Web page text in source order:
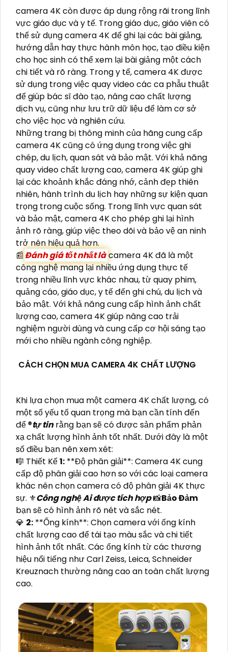
camera 4K còn được áp dụng rộng rãi trong lĩnh
vực giáo dục và y tế. Trong giáo dục, giáo viên có
thể sử dụng camera 4K để ghi lại các bài giảng,
hướng dẫn hay thực hành môn học, tạo điều kiện
cho học sinh có thể xem lại bài giảng một cách
chi tiết và rõ ràng. Trong y tế, camera 4K được
sử dụng trong việc quay video các ca phẫu thuật
để giúp bác sĩ đào tạo, nâng cao chất lượng
dịch vụ, cũng như lưu trữ dữ liệu để làm cơ sở
cho việc học và nghiên cứu.
Những trang bị thông minh của hãng cung cấp
camera 4K cũng có ứng dụng trong việc ghi
chép, du lịch, quan sát và bảo mật. Với khả năng
quay video chất lượng cao, camera 4K giúp ghi
lại các khoảnh khắc đáng nhớ, cảnh đẹp thiên
nhiên, hành trình du lịch hay những sự kiện quan
trọng trong cuộc sống. Trong lĩnh vực quan sát
và bảo mật, camera 4K cho phép ghi lại hình
ảnh rõ ràng, giúp việc theo dõi và bảo vệ an ninh
trở nên hiệu quả hơn.
📰 Đánh giá tốt nhất làcamera 4K đã là một
công nghệ mang lại nhiều ứng dụng thực tế
trong nhiều lĩnh vực khác nhau, từ quay phim,
quảng cáo, giáo dục, y tế đến ghi chú, du lịch và
bảo mật. Với khả năng cung cấp hình ảnh chất
lượng cao, camera 4K giúp nâng cao trải
nghiệm người dùng và cung cấp cơ hội sáng tạo
mới cho nhiều ngành công nghiệp.
CÁCH CHỌN MUA CAMERA 4K CHẤT LƯỢNG
Khi lựa chọn mua một camera 4K chất lượng, có
một số yếu tố quan trọng mà bạn cần tính đến
để ®️tự tinrằng bạn sẽ có được sản phẩm phản
xạ chất lượng hình ảnh tốt nhất. Dưới đây là một
số điều bạn nên xem xét:
🎼️ Thiết Kế1: **Độ phân giải**: Camera 4K cung
cấp độ phân giải cao hơn so với các loại camera
khác nên chọn camera có độ phân giải 4K thực
sự. ⚜️Công nghệ Ai được tích hợp📸Bảo Đảm
bạn sẽ có hình ảnh rõ nét và sắc nét.
💎 2: **Ống kính**: Chọn camera với ống kính
chất lượng cao để tái tạo màu sắc và chi tiết
hình ảnh tốt nhất. Các ống kính từ các thương
hiệu nổi tiếng như Carl Zeiss, Leica, Schneider
Kreuznach thường nâng cao an toàn chất lượng
cao.